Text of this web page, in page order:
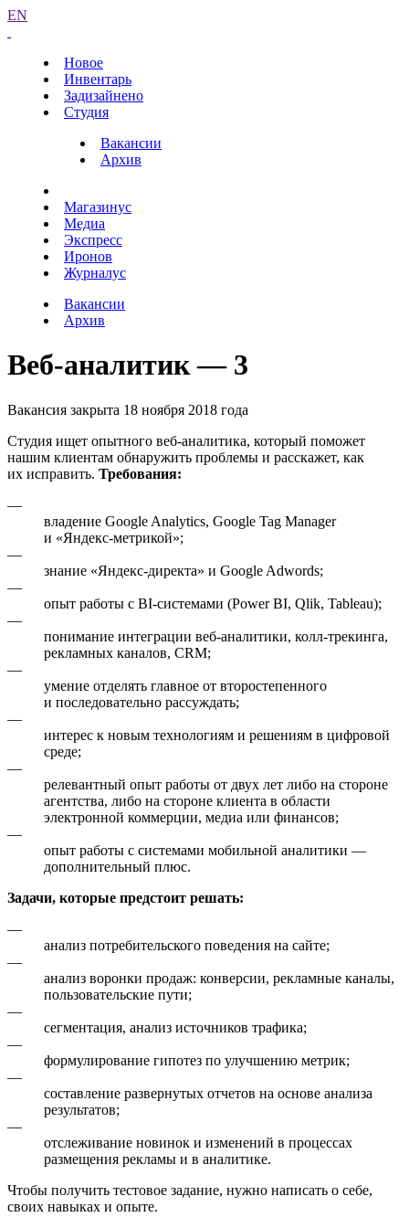
EN
Новое
Инвентарь
Задизайнено
Студия
Вакансии
Архив
Магазинус
Медиа
Экспресс
Иронов
Журналус
Вакансии
Архив
Веб-аналитик — 3
Вакансия закрыта 18 ноября 2018 года
Студия ищет опытного веб-аналитика, который поможет
нашим клиентам обнаружить проблемы и расскажет, как
их исправить. Требования:
—
владение Google Analytics, Google Tag Manager
и «Яндекс-метрикой»;
—
знание «Яндекс-директа» и Google Adwords;
—
опыт работы с BI-системами (Power BI, Qlik, Tableau);
—
понимание интеграции веб-аналитики, колл-трекинга,
рекламных каналов, CRM;
—
умение отделять главное от второстепенного
и последовательно рассуждать;
—
интерес к новым технологиям и решениям в цифровой
среде;
—
релевантный опыт работы от двух лет либо на стороне
агентства, либо на стороне клиента в области
электронной коммерции, медиа или финансов;
—
опыт работы с системами мобильной аналитики —
дополнительный плюс.
Задачи, которые предстоит решать:
—
анализ потребительского поведения на сайте;
—
анализ воронки продаж: конверсии, рекламные каналы,
пользовательские пути;
—
сегментация, анализ источников трафика;
—
формулирование гипотез по улучшению метрик;
—
составление развернутых отчетов на основе анализа
результатов;
—
отслеживание новинок и изменений в процессах
размещения рекламы и в аналитике.
Чтобы получить тестовое задание, нужно написать о себе,
своих навыках и опыте.